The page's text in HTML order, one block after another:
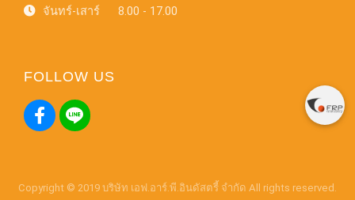
จันทร์-เสาร์ 8.00 - 17.00
FOLLOW US
Copyright © 2019 บริษัท เอฟ.อาร์.พี.อินดัสตรี้ จำกัด All rights reserved.